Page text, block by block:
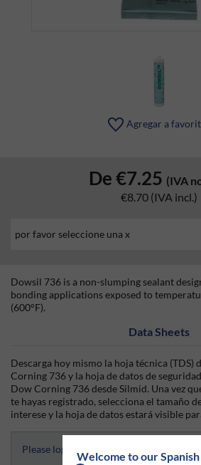
Welcome to our
Agregar a
De€7.25 (IVA
€8.70 (IVA incl.)
Dowsil 736 is a non-slumping sealant
bonding applications exposed to
(600°F).
Data Sheets
Descarga hoy mismo la hoja técnica
Corning 736 y la hoja de datos de
Dow Corning 736 desde Silmid. Una vez
te hayas registrado, selecciona el tamaño
interese y la hoja de datos estará visible
Please login and select to access